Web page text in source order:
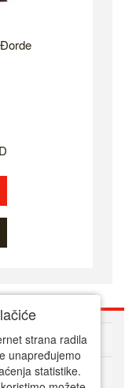
strana radila
unapređujemo
statistike.